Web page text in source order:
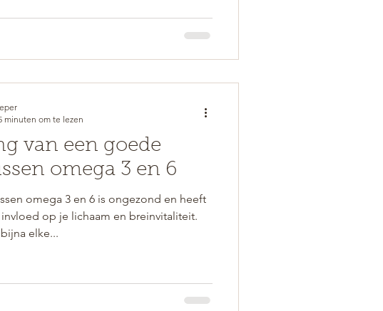
van een goede
omega 3 en 6
omega 3 en 6 is ongezond en heeft
op je lichaam en breinvitaliteit.
elke...
minuten om te lezen